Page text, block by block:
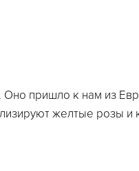
Оно пришло к нам из
желтые розы и